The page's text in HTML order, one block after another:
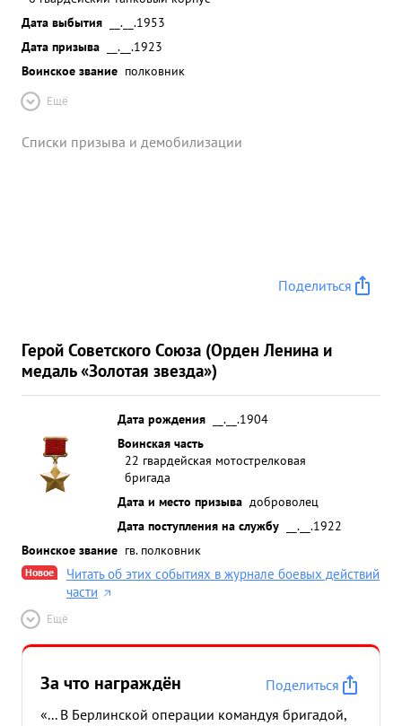
Дата выбытия
__.__.1953
Дата призыва
__.__.1923
Воинское звание полковник
Ещё
Списки призыва и демобилизации
Поделиться
Герой Советского Союза (Орден Ленина и
медаль «Золотая звезда»)
Дата рождения
__.__.1904
Воинская часть
22 гвардейская мотострелковая
бригада
Дата и место призыва доброволец
Дата поступления на службу
__.__.1922
Воинское звание гв. полковник
Новое
Читать об этих событиях в журнале боевых действий
части
Ещё
За что награждён
Поделиться
«... В Берлинской операции командуя бригадой,